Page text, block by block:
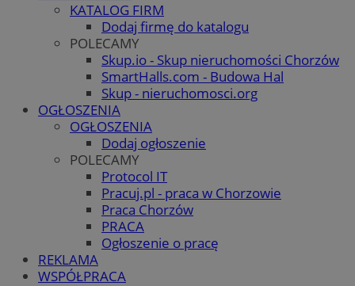
KATALOG FIRM
Dodaj firmę do katalogu
POLECAMY
Skup.io - Skup nieruchomości Chorzów
SmartHalls.com - Budowa Hal
Skup - nieruchomosci.org
OGŁOSZENIA
OGŁOSZENIA
Dodaj ogłoszenie
POLECAMY
Protocol IT
Pracuj.pl - praca w Chorzowie
Praca Chorzów
PRACA
Ogłoszenie o pracę
REKLAMA
WSPÓŁPRACA